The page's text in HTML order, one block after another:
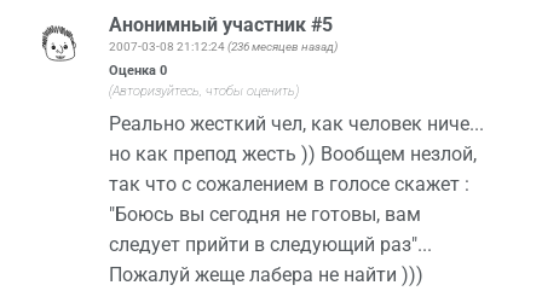
Анонимный участник #5
2007-03-08 21:12:24(236 месяцев назад)
Оценка 0
(Авторизуйтесь, чтобы оценить)
Реально жесткий чел, как человек ниче...
но как препод жесть )) Вообщем незлой,
так что с сожалением в голосе скажет :
"Боюсь вы сегодня не готовы, вам
следует прийти в следующий раз"...
Пожалуй жеще лабера не найти )))